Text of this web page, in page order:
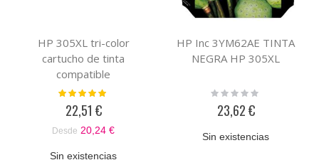
HP 305XL tri-color
cartucho de tinta
compatible
Valoración:
22,51 €
Desde 20,24 €
Sin existencias
HP Inc 3YM62AE TINTA
NEGRA HP 305XL
Rating:
23,62 €
Sin existencias